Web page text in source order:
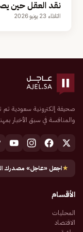
نقد العقل حين
الثلاثاء 23 يونيو 2026
والمنافسة في سبق الأخبار
★اجعل «عاجل» مصدرك
الأقسام
المحليات
الاقتصاد